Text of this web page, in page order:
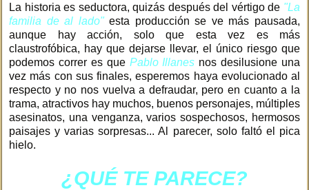
La historia es seductora, quizás después del vértigo de "La
familia de al lado"esta producción se ve más pausada,
aunque hay acción, solo que esta vez es más
claustrofóbica, hay que dejarse llevar, el único riesgo que
podemos correr es que Pablo Illanes nos desilusione una
vez más con sus finales, esperemos haya evolucionado al
respecto y no nos vuelva a defraudar, pero en cuanto a la
trama, atractivos hay muchos, buenos personajes, múltiples
asesinatos, una venganza, varios sospechosos, hermosos
paisajes y varias sorpresas... Al parecer, solo faltó el pica
hielo.
¿QUÉ TE PARECE?